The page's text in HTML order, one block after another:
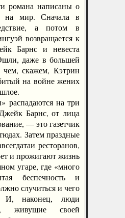
написаны о
мир. Сначала в
а потом в
возвращается к
Барнс и невеста
даже в большей
скажем, Кэтрин
на войне жених
на три
Барнс, от лица
— это газетчик
Затем праздные
ресторанов,
и прожигают жизнь
угаре, где «много
беспечность и
случиться и чего
И, наконец, люди
живущие своей